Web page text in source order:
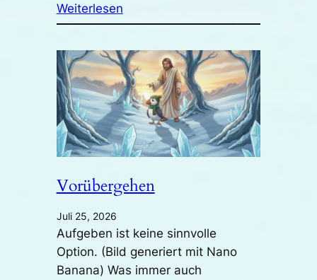
Weiterlesen
Vorübergehen
Juli 25, 2026
Aufgeben ist keine sinnvolle
Option. (Bild generiert mit Nano
Banana) Was immer auch